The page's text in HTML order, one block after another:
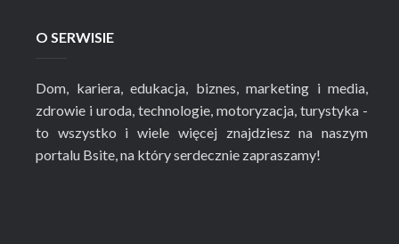
O SERWISIE
Dom, kariera, edukacja, biznes, marketing i media,
zdrowie i uroda, technologie, motoryzacja, turystyka -
to wszystko i wiele więcej znajdziesz na naszym
portalu Bsite, na który serdecznie zapraszamy!